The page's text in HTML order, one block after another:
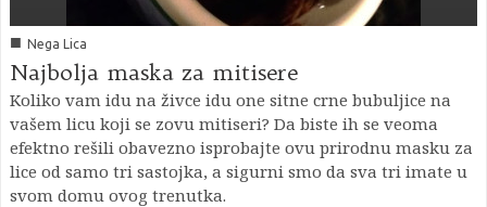
■ Nega Lica
Najbolja maska za mitisere
Koliko vam idu na živce idu one sitne crne bubuljice na
vašem licu koji se zovu mitiseri? Da biste ih se veoma
efektno rešili obavezno isprobajte ovu prirodnu masku za
lice od samo tri sastojka, a sigurni smo da sva tri imate u
svom domu ovog trenutka.